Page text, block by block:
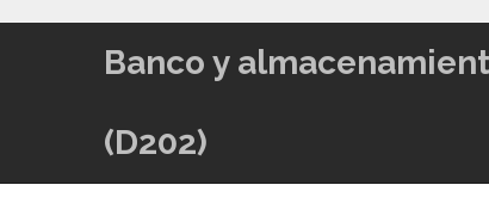
Banco y
(D202)